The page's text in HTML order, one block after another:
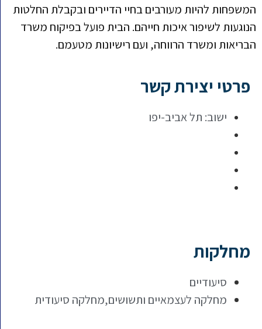
המשפחות להיות מעורבים בחיי הדיירים ובקבלת החלטות
הנוגעות לשיפור איכות חייהם. הבית פועל בפיקוח משרד
הבריאות ומשרד הרווחה, ועם רישיונות מטעמם.
פרטי יצירת קשר
ישוב: תל אביב-יפו
מחלקות
סיעודיים
מחלקה לעצמאיים ותשושים,מחלקה סיעודית